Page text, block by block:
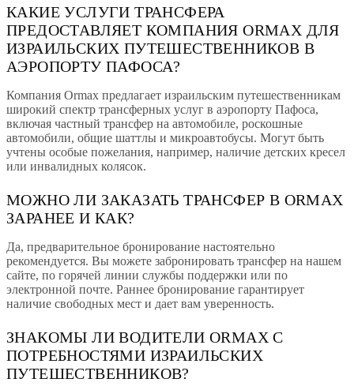
КАКИЕ УСЛУГИ ТРАНСФЕРА
ПРЕДОСТАВЛЯЕТ КОМПАНИЯ ORMAX ДЛЯ
ИЗРАИЛЬСКИХ ПУТЕШЕСТВЕННИКОВ В
АЭРОПОРТУ ПАФОСА?
Компания Ormax предлагает израильским путешественникам
широкий спектр трансферных услуг в аэропорту Пафоса,
включая частный трансфер на автомобиле, роскошные
автомобили, общие шаттлы и микроавтобусы. Могут быть
учтены особые пожелания, например, наличие детских кресел
или инвалидных колясок.
МОЖНО ЛИ ЗАКАЗАТЬ ТРАНСФЕР В ORMAX
ЗАРАНЕЕ И КАК?
Да, предварительное бронирование настоятельно
рекомендуется. Вы можете забронировать трансфер на нашем
сайте, по горячей линии службы поддержки или по
электронной почте. Раннее бронирование гарантирует
наличие свободных мест и дает вам уверенность.
ЗНАКОМЫ ЛИ ВОДИТЕЛИ ORMAX С
ПОТРЕБНОСТЯМИ ИЗРАИЛЬСКИХ
ПУТЕШЕСТВЕННИКОВ?